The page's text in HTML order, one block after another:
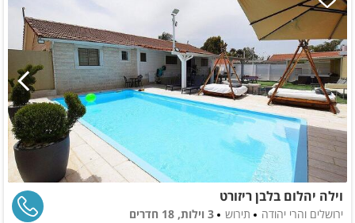
וילה יהלום בלבן ריזורט
ירושלים והרי יהודה תירוש
3 וילות, 18 חדרים